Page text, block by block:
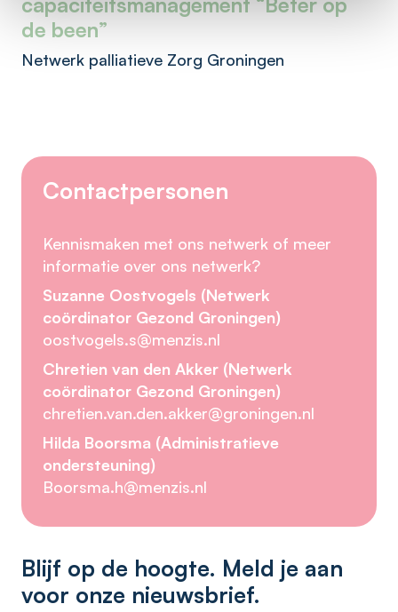
de been”
Netwerk palliatieve Zorg Groningen
Contactpersonen
Kennismaken met ons netwerk of meer
informatie over ons netwerk?
Suzanne Oostvogels (Netwerk
coördinator Gezond Groningen)
oostvogels.s@menzis.nl
Chretien van den Akker (Netwerk
coördinator Gezond Groningen)
chretien.van.den.akker@groningen.nl
Hilda Boorsma (Administratieve
ondersteuning)
Boorsma.h@menzis.nl
Blijf op de hoogte. Meld je aan
voor onze nieuwsbrief.